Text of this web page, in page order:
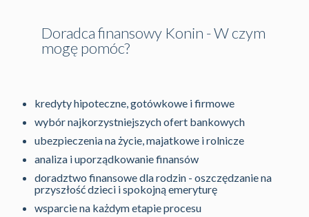
Doradca finansowy Konin - W czym
mogę pomóc?
kredyty hipoteczne, gotówkowe i firmowe
wybór najkorzystniejszych ofert bankowych
ubezpieczenia na życie, majatkowe i rolnicze
analiza i uporządkowanie finansów
doradztwo finansowe dla rodzin - oszczędzanie na
przyszłość dzieci i spokojną emeryturę
wsparcie na każdym etapie procesu